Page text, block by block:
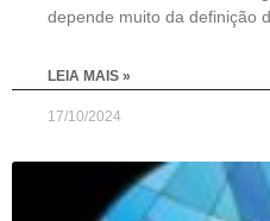
depende muito da definição
LEIA MAIS »
17/10/2024